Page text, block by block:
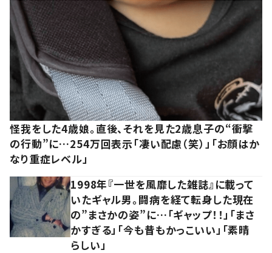
怪我をした4歳娘。直後、それを見た2歳息子の“衝撃
の行動”に…254万回表示「凄い配慮（笑）」「お顔はか
なり重症レベル」
1998年『一世を風靡した雑誌』に載って
いたギャル男。闘病を経て転身した現在
の”まさかの姿”に…「ギャップ！！」「まさ
かすぎる」「今も昔もかっこいい」「素晴
らしい」